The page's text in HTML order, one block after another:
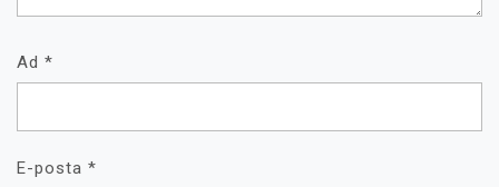
Ad *
E-posta *